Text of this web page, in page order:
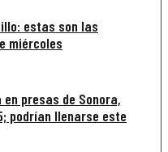
estas son las
miércoles
presas de Sonora,
podrían llenarse este